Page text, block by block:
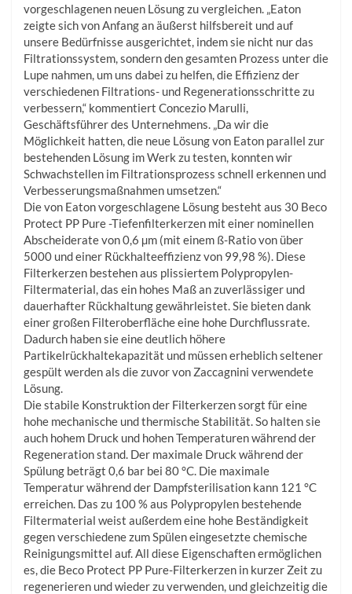
vorgeschlagenen neuen Lösung zu vergleichen. „Eaton
zeigte sich von Anfang an äußerst hilfsbereit und auf
unsere Bedürfnisse ausgerichtet, indem sie nicht nur das
Filtrationssystem, sondern den gesamten Prozess unter die
Lupe nahmen, um uns dabei zu helfen, die Effizienz der
verschiedenen Filtrations- und Regenerationsschritte zu
verbessern,“ kommentiert Concezio Marulli,
Geschäftsführer des Unternehmens. „Da wir die
Möglichkeit hatten, die neue Lösung von Eaton parallel zur
bestehenden Lösung im Werk zu testen, konnten wir
Schwachstellen im Filtrationsprozess schnell erkennen und
Verbesserungsmaßnahmen umsetzen.“
Die von Eaton vorgeschlagene Lösung besteht aus 30 Beco
Protect PP Pure -Tiefenfilterkerzen mit einer nominellen
Abscheiderate von 0,6 µm (mit einem ß-Ratio von über
5000 und einer Rückhalteeffizienz von 99,98 %). Diese
Filterkerzen bestehen aus plissiertem Polypropylen-
Filtermaterial, das ein hohes Maß an zuverlässiger und
dauerhafter Rückhaltung gewährleistet. Sie bieten dank
einer großen Filteroberfläche eine hohe Durchflussrate.
Dadurch haben sie eine deutlich höhere
Partikelrückhaltekapazität und müssen erheblich seltener
gespült werden als die zuvor von Zaccagnini verwendete
Lösung.
Die stabile Konstruktion der Filterkerzen sorgt für eine
hohe mechanische und thermische Stabilität. So halten sie
auch hohem Druck und hohen Temperaturen während der
Regeneration stand. Der maximale Druck während der
Spülung beträgt 0,6 bar bei 80 °C. Die maximale
Temperatur während der Dampfsterilisation kann 121 °C
erreichen. Das zu 100 % aus Polypropylen bestehende
Filtermaterial weist außerdem eine hohe Beständigkeit
gegen verschiedene zum Spülen eingesetzte chemische
Reinigungsmittel auf. All diese Eigenschaften ermöglichen
es, die Beco Protect PP Pure-Filterkerzen in kurzer Zeit zu
regenerieren und wieder zu verwenden, und gleichzeitig die